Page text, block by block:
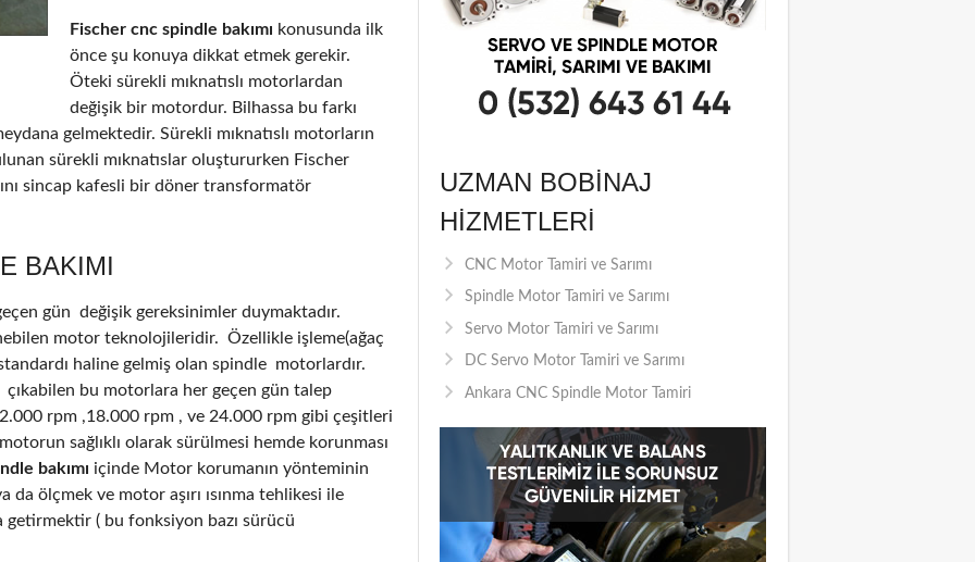
Fischer cnc spindle bakımı konusunda ilk
önce şu konuya dikkat etmek gerekir.
Öteki sürekli mıknatıslı motorlardan
değişik bir motordur. Bilhassa bu farkı
gelmektedir. Sürekli mıknatıslı motorların
sürekli mıknatıslar oluştururken Fischer
sincap kafesli bir döner transformatör
BAKIMI
gün değişik gereksinimler duymaktadır.
motor teknolojileridir. Özellikle işleme(ağaç
haline gelmiş olan spindle motorlardır.
bu motorlara her geçen gün talep
rpm ,18.000 rpm , ve 24.000 rpm gibi çeşitleri
sağlıklı olarak sürülmesi hemde korunması
bakımı içinde Motor korumanın yönteminin
da ölçmek ve motor aşırı ısınma tehlikesi ile
getirmektir ( bu fonksiyon bazı sürücü
UZMAN BOBINAJ
HIZMETLERI
CNC Motor Tamiri ve Sarımı
Spindle Motor Tamiri ve Sarımı
Servo Motor Tamiri ve Sarımı
DC Servo Motor Tamiri ve Sarımı
Ankara CNC Spindle Motor Tamiri